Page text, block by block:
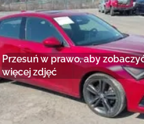
Przesuń w prawo, aby
więcej zdjęć